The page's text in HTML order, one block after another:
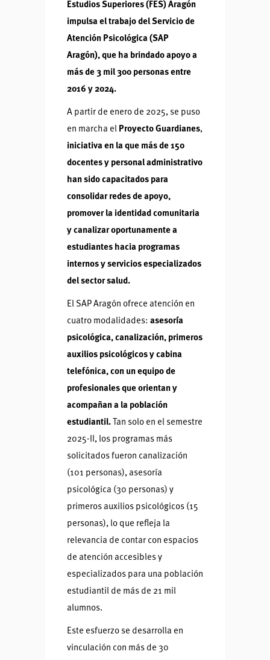
Estudios Superiores (FES) Aragón
impulsa el trabajo del Servicio de
Atención Psicológica (SAP
Aragón), que ha brindado apoyo a
más de 3 mil 300 personas entre
2016 y 2024.
A partir de enero de 2025, se puso
en marcha el Proyecto Guardianes,
iniciativa en la que más de 150
docentes y personal administrativo
han sido capacitados para
consolidar redes de apoyo,
promover la identidad comunitaria
y canalizar oportunamente a
estudiantes hacia programas
internos y servicios especializados
del sector salud.
El SAP Aragón ofrece atención en
cuatro modalidades: asesoría
psicológica, canalización, primeros
auxilios psicológicos y cabina
telefónica, con un equipo de
profesionales que orientan y
acompañan a la población
estudiantil. Tan solo en el semestre
2025-II, los programas más
solicitados fueron canalización
(101 personas), asesoría
psicológica (30 personas) y
primeros auxilios psicológicos (15
personas), lo que refleja la
relevancia de contar con espacios
de atención accesibles y
especializados para una población
estudiantil de más de 21 mil
alumnos.
Este esfuerzo se desarrolla en
vinculación con más de 30